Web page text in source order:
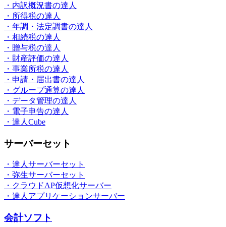
・内訳概況書の達人
・所得税の達人
・年調・法定調書の達人
・相続税の達人
・贈与税の達人
・財産評価の達人
・事業所税の達人
・申請・届出書の達人
・グループ通算の達人
・データ管理の達人
・電子申告の達人
・達人Cube
サーバーセット
・達人サーバーセット
・弥生サーバーセット
・クラウドAP仮想化サーバー
・達人アプリケーションサーバー
会計ソフト